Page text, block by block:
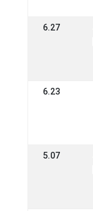
6.27
6.23
5.07